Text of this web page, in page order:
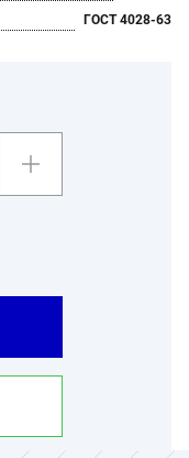
ГОСТ 4028-63